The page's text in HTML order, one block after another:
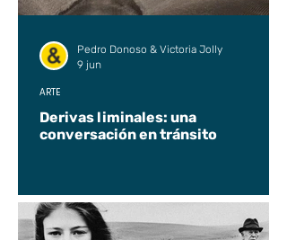
Derivas liminales: una
conversación en tránsito
ARTE
Pedro Donoso & Victoria Jolly
9 jun